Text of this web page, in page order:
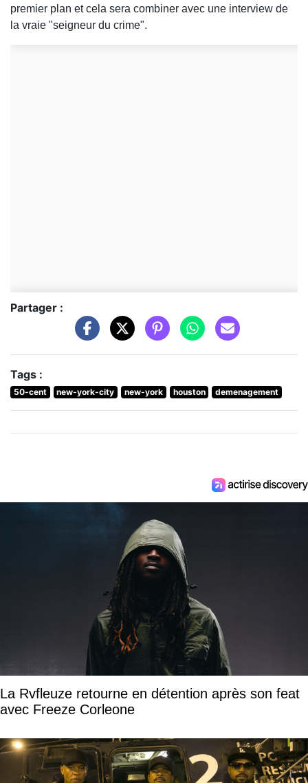
premier plan et cela sera combiner avec une interview de
la vraie "seigneur du crime".
Partager :
Tags :
50-cent new-york-city new-york houston demenagement
La Rvfleuze retourne en détention après son feat
avec Freeze Corleone